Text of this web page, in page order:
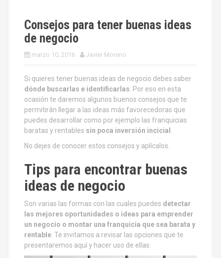
Consejos para tener buenas ideas
de negocio
marzo 10, 2016 Javier Moreno
Si quieres tener buenas ideas de negocio debes saber
dónde buscarlas e identificarlas . Por eso en esta
ocasión te daremos algunos buenos consejos que te
permitirán llegar a las ideas más favorecedoras que
puedes desarrollar como por ejemplo las franquicias
baratas y rentables sin poca inversión incicial
No dejes de conocer estos consejos y aplícalos.
Tips para encontrar buenas
ideas de negocio
Son varias las formas con las cuales puedes detectar
las mejores oportunidades o ideas para emprender
un negocio o montar una franquicia que sea barata y
rentable . Te invitamos a revisar las opciones que te
presentaremos aquí y hacer uso de ellas: